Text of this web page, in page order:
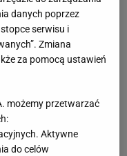
masło
używamy do
w swoim
Są
danych poprzez
serwisu i
Zmiana
za pomocą ustawień
możemy przetwarzać
Aktywne
do celów